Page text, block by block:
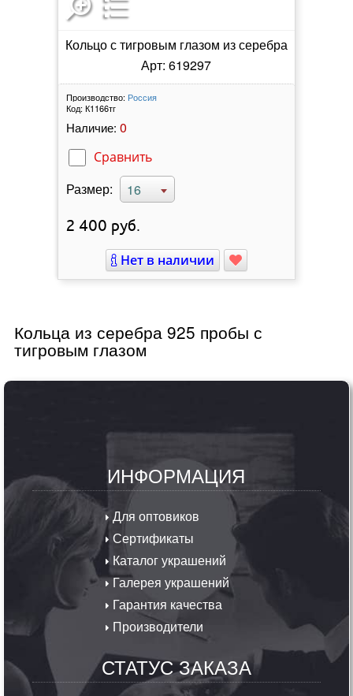
Кольцо с тигровым глазом из серебра
Арт: 619297
Производство: Россия
Код: К1166тг
Наличие: 0
Сравнить
Размер: 16
2 400 руб.
Нет в наличии
Кольца из серебра 925 пробы с
тигровым глазом
ИНФОРМАЦИЯ
Для оптовиков
Сертификаты
Каталог украшений
Галерея украшений
Гарантия качества
Производители
СТАТУС ЗАКАЗА